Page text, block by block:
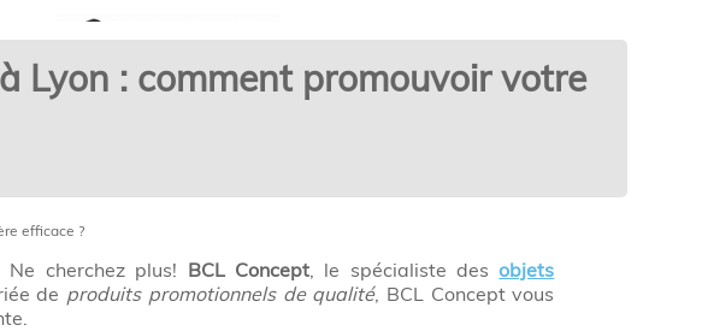
Lyon : comment promouvoir votre
efficace ?
cherchez plus! BCL Concept, le spécialiste desobjets
de produits promotionnels de qualité, BCL Concept vous